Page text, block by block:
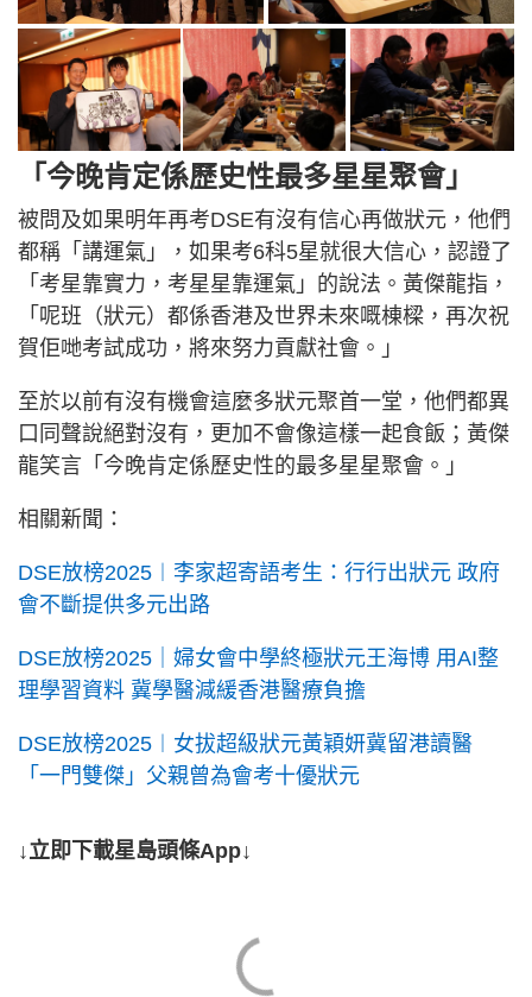
「今晚肯定係歷史性最多星星聚會」
被問及如果明年再考DSE有沒有信心再做狀元，他們
都稱「講運氣」，如果考6科5星就很大信心，認證了
「考星靠實力，考星星靠運氣」的說法。黃傑龍指，
「呢班（狀元）都係香港及世界未來嘅棟樑，再次祝
賀佢哋考試成功，將來努力貢獻社會。」
至於以前有沒有機會這麼多狀元聚首一堂，他們都異
口同聲說絕對沒有，更加不會像這樣一起食飯；黃傑
龍笑言「今晚肯定係歷史性的最多星星聚會。」
相關新聞：
DSE放榜2025︱李家超寄語考生：行行出狀元 政府
會不斷提供多元出路
DSE放榜2025｜婦女會中學終極狀元王海博 用AI整
理學習資料 冀學醫減緩香港醫療負擔
DSE放榜2025︱女拔超級狀元黃穎妍冀留港讀醫
「一門雙傑」父親曾為會考十優狀元
↓立即下載星島頭條App↓